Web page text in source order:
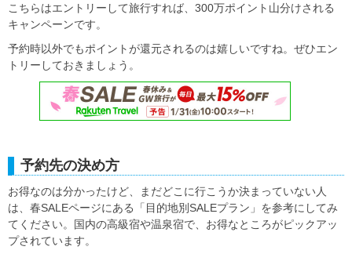
こちらはエントリーして旅行すれば、300万ポイント山分けされる
キャンペーンです。
予約時以外でもポイントが還元されるのは嬉しいですね。ぜひエン
トリーしておきましょう。
予約先の決め方
お得なのは分かったけど、まだどこに行こうか決まっていない人
は、春SALEページにある「目的地別SALEプラン」を参考にしてみ
てください。国内の高級宿や温泉宿で、お得なところがピックアッ
プされています。